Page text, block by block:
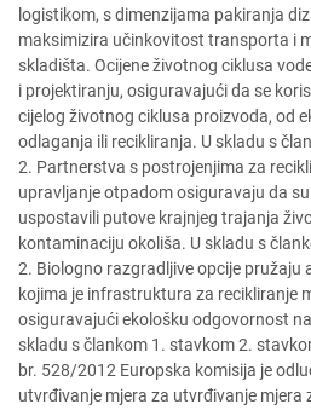
logistikom, s dimenzijama pakiranja
maksimizira učinkovitost transporta i
skladišta. Ocijene životnog ciklusa
i projektiranju, osiguravajući da se
cijelog životnog ciklusa proizvoda, od
odlaganja ili recikliranja. U skladu s
2. Partnerstva s postrojenjima za
upravljanje otpadom osiguravaju da
uspostavili putove krajnjeg trajanja
kontaminaciju okoliša. U skladu s
2. Biologno razgradljive opcije pružaju
kojima je infrastruktura za recikliranje
osiguravajući ekološku odgovornost
skladu s člankom 1. stavkom 2.
br. 528/2012 Europska komisija je
utvrđivanje mjera za utvrđivanje mjera